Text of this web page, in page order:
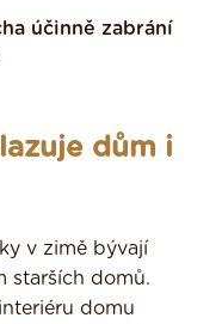
dům i
v zimě bývají
starších domů.
domu